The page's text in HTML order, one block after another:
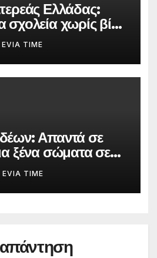
Ελλάδας:
σχολεία χωρίς βία
Πανελλήνια
Σχολικής Βίας
EVIA TIME
Απαντά σε
ξένα σώματα σε
EVIA TIME